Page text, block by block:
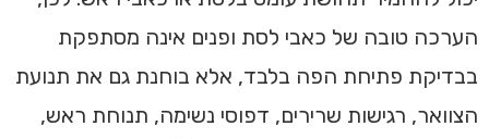
הערכה טובה של כאבי לסת ופנים אינה מסתפקת
בבדיקת פתיחת הפה בלבד, אלא בוחנת גם את תנועת
הצוואר, רגישות שרירים, דפוסי נשימה, תנוחת ראש,